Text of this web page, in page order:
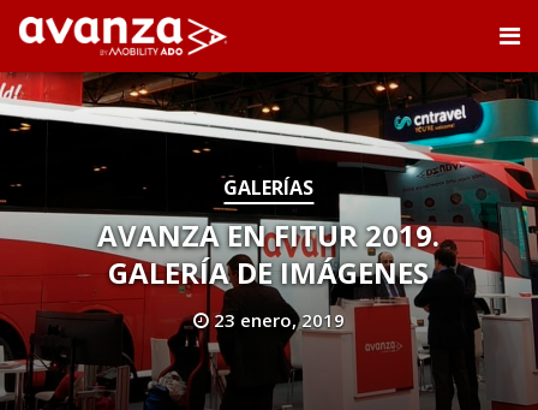
GALERÍAS
AVANZA EN FITUR 2019.
GALERÍA DE IMÁGENES
23 enero, 2019